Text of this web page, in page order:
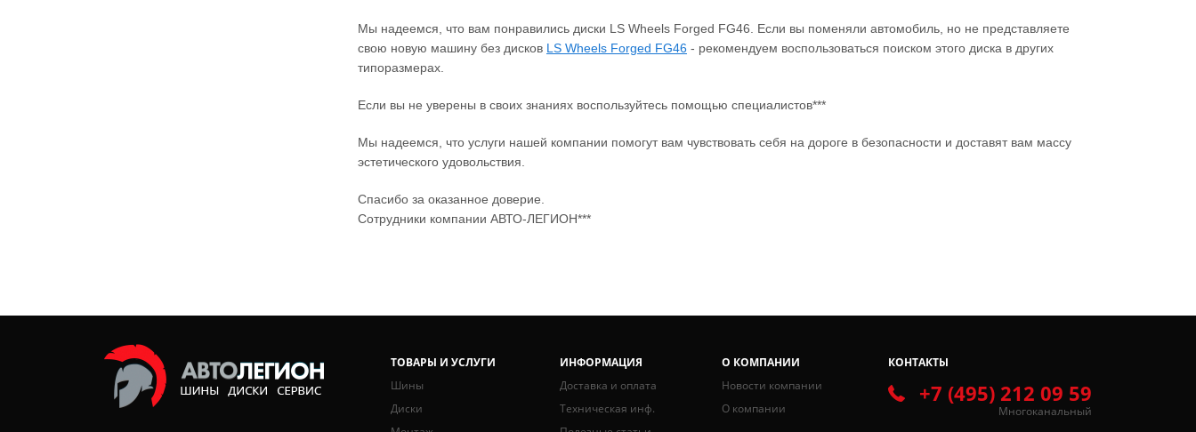
Мы надеемся, что вам понравились диски LS Wheels Forged FG46. Если вы поменяли автомобиль, но не представляете
свою новую машину без дисков LS Wheels Forged FG46 ‐ рекомендуем воспользоваться поиском этого диска в других
типоразмерах.
Если вы не уверены в своих знаниях воспользуйтесь помощью специалистов***
Мы надеемся, что услуги нашей компании помогут вам чувствовать себя на дороге в безопасности и доставят вам массу
эстетического удовольствия.
Спасибо за оказанное доверие.
Сотрудники компании АВТО-ЛЕГИОН***
ТОВАРЫ И УСЛУГИ
Шины
Диски
ИНФОРМАЦИЯ
Доставка и оплата
Техническая инф.
О КОМПАНИИ
Новости компании
О компании
КОНТАКТЫ
+7 (495) 212 09 59
Многоканальный